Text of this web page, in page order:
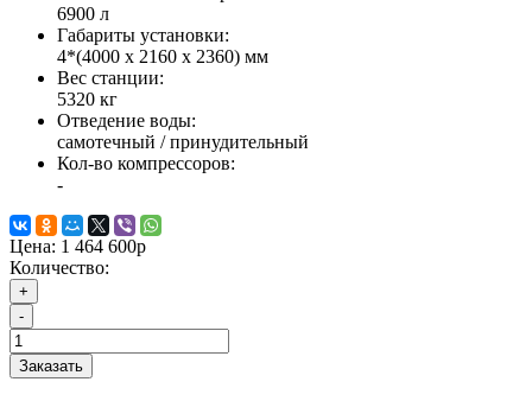
6900 л
Габариты установки:
4*(4000 x 2160 x 2360) мм
Вес станции:
5320 кг
Отведение воды:
самотечный / принудительный
Кол-во компрессоров:
-
Цена: 1 464 600р
Количество:
+
-
Заказать